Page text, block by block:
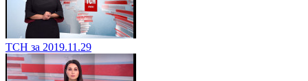
ТСН за 2019.11.29